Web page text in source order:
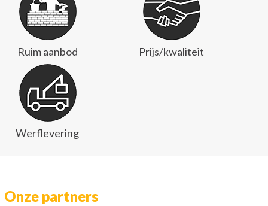
Ruim aanbod Prijs/kwaliteit
Werflevering
Onze partners